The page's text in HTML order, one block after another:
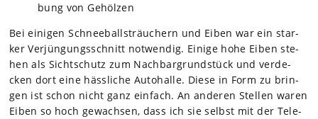
bung von Gehöl­zen
Bei eini­gen Schnee­ball­sträu­chern und Eiben war ein star­
ker Ver­jün­gungs­schnitt not­wen­dig. Einige hohe Eiben ste­
hen als Sicht­schutz zum Nach­bar­grund­stück und ver­de­
cken dort eine häss­li­che Auto­halle. Diese in Form zu brin­
gen ist schon nicht ganz ein­fach. An ande­ren Stel­len waren
Eiben so hoch gewach­sen, dass ich sie selbst mit der Tele­